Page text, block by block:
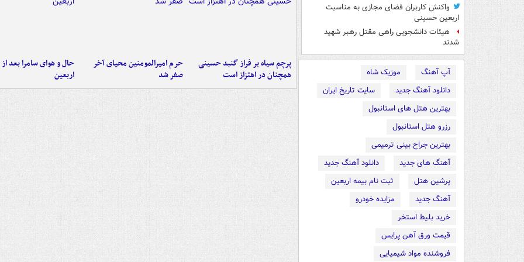
واکنش کاربران فضای مجازی به مناسبت
اربعین حسینی
هیئات دانشجویی راهی مقتل رهبر شهید
شدند
آپ آهنگ
موزیک شاه
دانلود آهنگ جدید
سایت تاریخ ایران
بهترین هتل های استانبول
رزرو هتل استانبول
بهترین جراح بینی ترمیمی
آهنگ های جدید
دانلود آهنگ جدید
پرشین هتل
ثبت نام بیمه اربعین
آهنگ جدید
مزایده خودرو
خرید بلیط استخر
قیمت ورق آهن پرایس
فروشنده مواد شیمیایی
پرچم سیاه بر فراز گنبد حسینی
همچنان در اهتزاز است
حرم امیرالمومنین محیای آخر
صفر شد
حال و هوای سامرا بعد از
اربعین